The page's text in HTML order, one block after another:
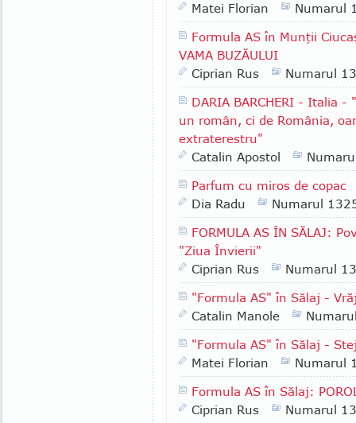
Matei Florian
Numarul
Formula AS în Munţii
VAMA BUZĂULUI
Ciprian Rus
Numarul
DARIA BARCHERI - Italia
un român, ci de România,
extraterestru"
Catalin Apostol
Parfum cu miros de copac
Dia Radu
Numarul
FORMULA AS ÎN SĂLAJ:
"Ziua Învierii"
Ciprian Rus
Numarul
"Formula AS" în Sălaj -
Catalin Manole
"Formula AS" în Sălaj -
Matei Florian
Numarul
Formula AS în Sălaj:
Ciprian Rus
Numarul